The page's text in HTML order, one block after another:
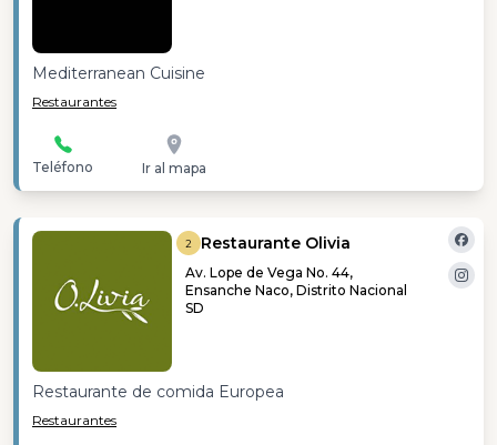
Mediterranean Cuisine
Restaurantes
Teléfono Ir al mapa
2 Restaurante Olivia
Av. Lope de Vega No. 44,
Ensanche Naco, Distrito Nacional
SD
Restaurante de comida Europea
Restaurantes